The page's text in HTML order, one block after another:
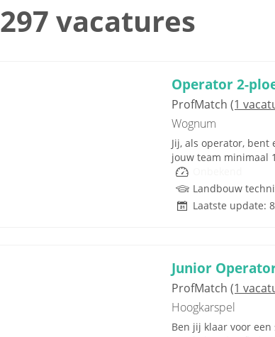
vacatures
Operator 2-
ProfMatch (1
Wognum
Jij, als operator,
jouw team minimaal
Landbouw
Laatste update:
Junior
ProfMatch (1
Hoogkarspel
Ben jij klaar voor